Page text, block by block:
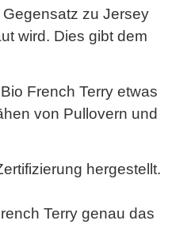
zu Jersey
wird. Dies gibt dem
French Terry etwas
von Pullovern und
hergestellt.
Terry genau das